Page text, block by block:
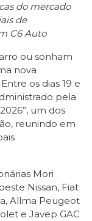
do mercado
de
C6 Auto
ou sonham
nova
os dias 19 e
pela
um dos
reunindo em
Mori
Nissan, Fiat
Allma Peugeot
e Javep GAC